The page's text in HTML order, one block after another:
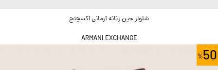
شلوار جین زنانه آرمانی اکسچنج
ARMANI EXCHANGE
50